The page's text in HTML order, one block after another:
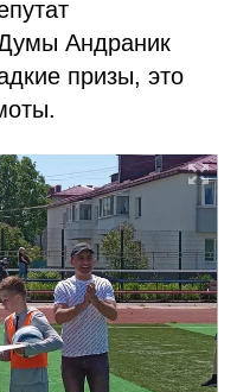
Андраник
призы, это